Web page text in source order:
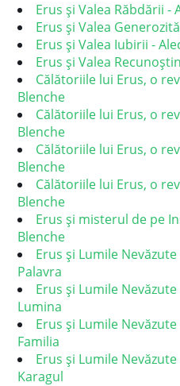
Erus şi Valea Răbdării -
Erus şi Valea
Erus și Valea Iubirii -
Erus şi Valea
Călătoriile lui Erus, o
Blenche
Călătoriile lui Erus, o
Blenche
Călătoriile lui Erus, o
Blenche
Călătoriile lui Erus, o
Blenche
Erus și misterul de pe
Blenche
Erus și Lumile
Palavra
Erus și Lumile
Lumina
Erus și Lumile
Familia
Erus și Lumile
Karagul